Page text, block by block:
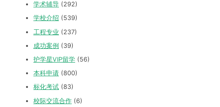
学术辅导 (292)
学校介绍 (539)
工程专业 (237)
成功案例 (39)
护学星VIP留学 (56)
本科申请 (800)
标化考试 (83)
校际交流合作 (6)